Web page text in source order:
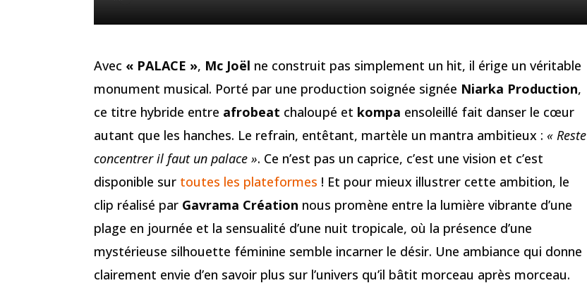
Avec « PALACE », Mc Joël ne construit pas simplement un hit, il érige un véritable
monument musical. Porté par une production soignée signée Niarka Production,
ce titre hybride entre afrobeat chaloupé et kompa ensoleillé fait danser le cœur
autant que les hanches. Le refrain, entêtant, martèle un mantra ambitieux : « Reste
concentrer il faut un palace ». Ce n’est pas un caprice, c’est une vision et c’est
disponible sur toutes les plateformes ! Et pour mieux illustrer cette ambition, le
clip réalisé par Gavrama Création nous promène entre la lumière vibrante d’une
plage en journée et la sensualité d’une nuit tropicale, où la présence d’une
mystérieuse silhouette féminine semble incarner le désir. Une ambiance qui donne
clairement envie d’en savoir plus sur l’univers qu’il bâtit morceau après morceau.